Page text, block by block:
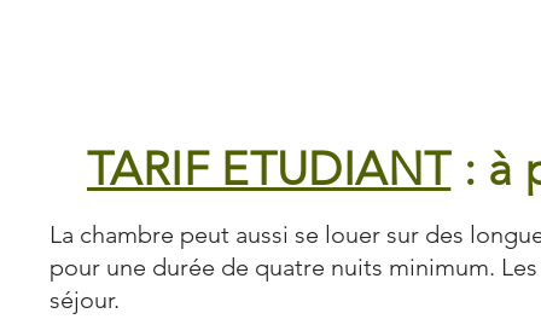
TARIF ETUDIANT: à
La chambre peut aussi se louer sur des
pour une durée de quatre nuits minimum.
séjour.